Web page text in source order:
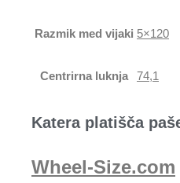
Razmik med vijaki 5×120
Centrirna luknja 74,1
Katera platišča
Wheel-Size.com